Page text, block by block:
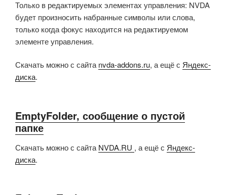
Только в редактируемых элементах управления: NVDA
будет произносить набранные символы или слова,
только когда фокус находится на редактируемом
элементе управления.
Скачать можно с сайтаnvda-addons.ru, а ещё с Яндекс-
диска.
EmptyFolder, сообщение о пустой
папке
Скачать можно с сайта NVDA.RU , а ещё с Яндекс-
диска.